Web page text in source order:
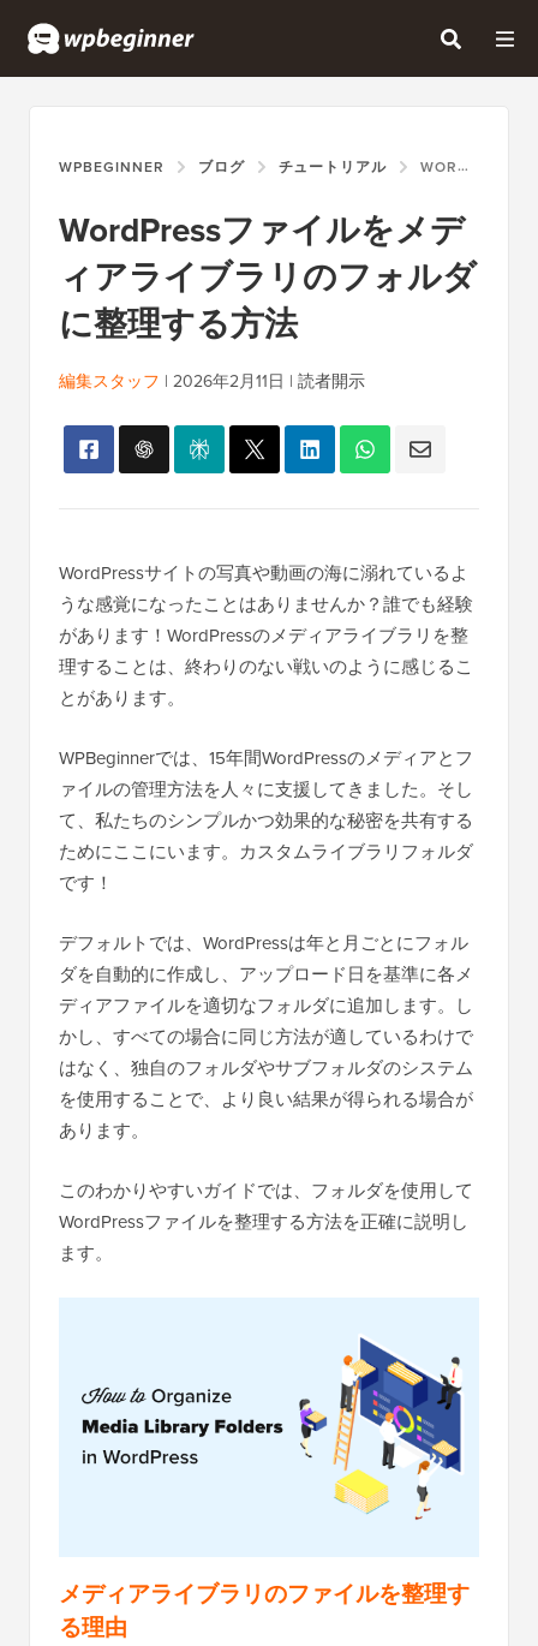
WPBEGINNER ブログ チュートリアル WORDPRESSファイルをメディアライブラリのフォルダに整理する方法
WordPressファイルをメデ
ィアライブラリのフォルダ
に整理する方法
編集スタッフ | 2026年2月11日 | 読者開示
WordPressサイトの写真や動画の海に溺れているよ
うな感覚になったことはありませんか？誰でも経験
があります！WordPressのメディアライブラリを整
理することは、終わりのない戦いのように感じるこ
とがあります。
WPBeginnerでは、15年間WordPressのメディアとフ
ァイルの管理方法を人々に支援してきました。そし
て、私たちのシンプルかつ効果的な秘密を共有する
ためにここにいます。カスタムライブラリフォルダ
です！
デフォルトでは、WordPressは年と月ごとにフォル
ダを自動的に作成し、アップロード日を基準に各メ
ディアファイルを適切なフォルダに追加します。し
かし、すべての場合に同じ方法が適しているわけで
はなく、独自のフォルダやサブフォルダのシステム
を使用することで、より良い結果が得られる場合が
あります。
このわかりやすいガイドでは、フォルダを使用して
WordPressファイルを整理する方法を正確に説明し
ます。
メディアライブラリのファイルを整理す
る理由